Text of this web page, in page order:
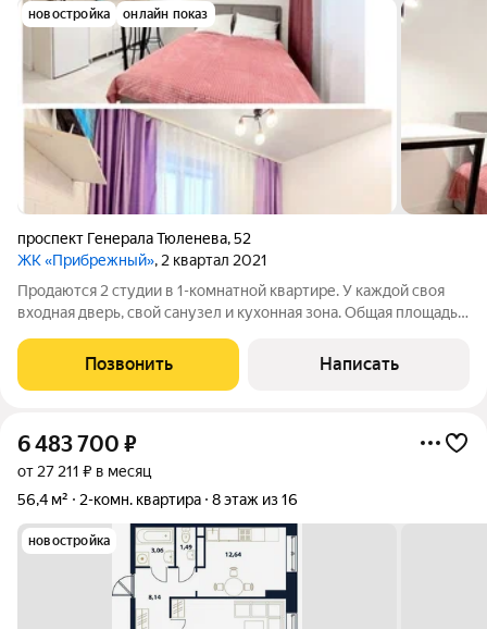
новостройка онлайн показ
проспект Генерала Тюленева,52
ЖК «Прибрежный», 2 квартал 2021
Продаются 2 студии в 1-комнатной квартире. У каждой своя
входная дверь, свой санузел и кухонная зона. Общая площадь 1
витражными окнами и теплым полом. В каждой студии
имеется
Позвонить Написать
6 483 700 ₽
от 27 211 ₽ в месяц
56,4 м²
2-комн. квартира 8 этаж из 16
новостройка